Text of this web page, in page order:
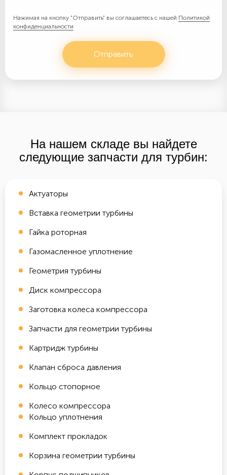
Нажимая на кнопку "Отправить" вы соглашаетесь с нашей Политикой
конфиденциальности
Отправить
На нашем складе вы найдете
следующие запчасти для турбин:
Актуаторы
Вставка геометрии турбины
Гайка роторная
Газомасленное уплотнение
Геометрия турбины
Диск компрессора
Заготовка колеса компрессора
Запчасти для геометрии турбины
Картридж турбины
Клапан сброса давления
Кольцо стопорное
Колесо компрессора
Кольцо уплотнения
Комплект прокладок
Корзина геометрии турбины